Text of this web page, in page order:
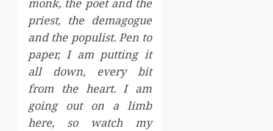
priest, the demagogue
and the populist. Pen to
paper, I am putting it
all down, every bit
from the heart. I am
going out on a limb
here, so watch my